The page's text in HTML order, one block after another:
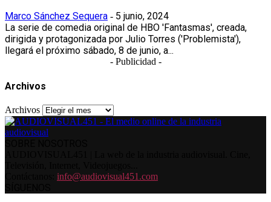
Marco Sánchez Sequera - 5 junio, 2024
La serie de comedia original de HBO 'Fantasmas', creada,
dirigida y protagonizada por Julio Torres ('Problemista'),
llegará el próximo sábado, 8 de junio, a...
- Publicidad -
Archivos
Archivos
info@audiovisual451.com